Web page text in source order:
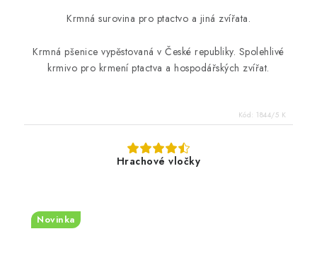
Krmná surovina pro ptactvo a jiná zvířata.
Krmná pšenice vypěstovaná v České republiky. Spolehlivé
krmivo pro krmení ptactva a hospodářských zvířat.
Kód: 1844/5 K
Hrachové vločky
Novinka